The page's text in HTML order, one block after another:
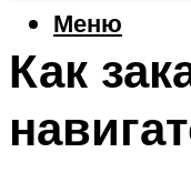
Меню
Как